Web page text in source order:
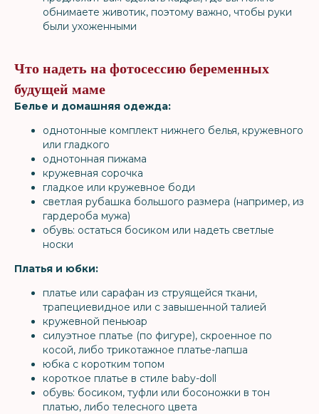
обнимаете животик, поэтому важно, чтобы руки
были ухоженными
Что надеть на фотосессию беременных
будущей маме
Белье и домашняя одежда:
однотонные комплект нижнего белья, кружевного
или гладкого
однотонная пижама
кружевная сорочка
гладкое или кружевное боди
светлая рубашка большого размера (например, из
гардероба мужа)
обувь: остаться босиком или надеть светлые
носки
Платья и юбки:
платье или сарафан из струящейся ткани,
трапециевидное или с завышенной талией
кружевной пеньюар
силуэтное платье (по фигуре), скроенное по
косой, либо трикотажное платье-лапша
юбка с коротким топом
короткое платье в стиле baby-doll
обувь: босиком, туфли или босоножки в тон
платью, либо телесного цвета